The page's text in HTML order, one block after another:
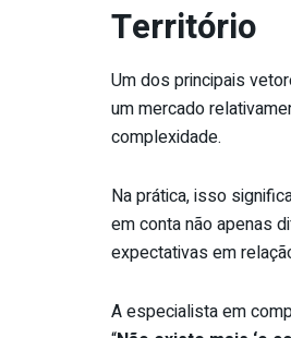
Território
Um dos principais
um mercado
complexidade.
Na prática, isso
em conta não apenas
expectativas em
A especialista em